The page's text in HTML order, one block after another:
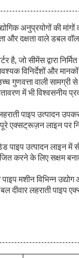
अनुप्रयोगों की मांगों
और दक्षता वाले डबल
जो सीमेंस द्वारा
विनिर्देशों और
वाली सामग्री
में भी
पाइप उत्पादन
लाइन पर
उत्पादन लाइन में
करने के लिए सक्षम
मशीन विभिन्न
दीवार लहराती